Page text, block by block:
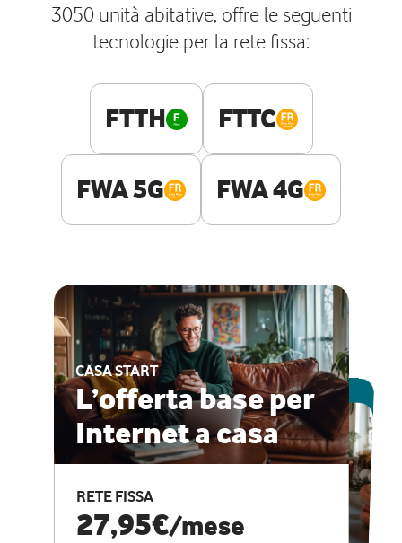
3050 unità abitative, offre le seguenti
tecnologie per la rete fissa:
FTTH FTTC
FWA 5G FWA 4G
CASA START
L’offerta base per
Internet a casa
RETE FISSA
27,95€/mese
ESCLUSIVA ONLINE
CASA PRO
Internet veloce e
vantaggi speciali